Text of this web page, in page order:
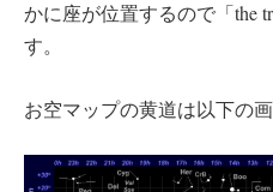
かに座が位置するので「the
す。
お空マップの黄道は以下の